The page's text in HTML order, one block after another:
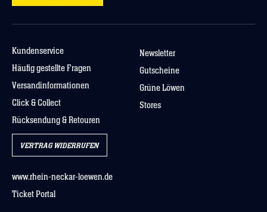
Kundenservice
Häufig gestellte Fragen
Versandinformationen
Click & Collect
Rücksendung & Retouren
Newsletter
Gutscheine
Grüne Löwen
Stores
VERTRAG WIDERRUFEN
www.rhein-neckar-loewen.de
Ticket Portal